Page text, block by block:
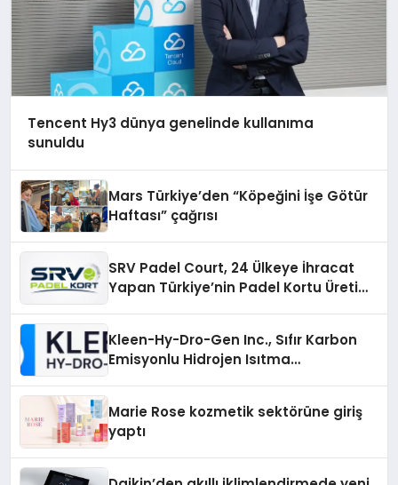
Tencent Hy3 dünya genelinde kullanıma
sunuldu
Mars Türkiye’den “Köpeğini İşe Götür
Haftası” çağrısı
SRV Padel Court, 24 Ülkeye İhracat
Yapan Türkiye’nin Padel Kortu Üretim
Kleen-Hy-Dro-Gen Inc., Sıfır Karbon
Emisyonlu Hidrojen Isıtma
Marie Rose kozmetik sektörüne giriş
yaptı